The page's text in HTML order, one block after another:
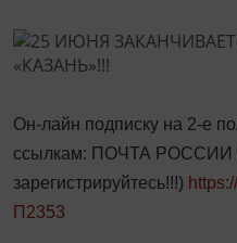
Он-лайн подписку на 2-е
ссылкам: ПОЧТА РОССИИ
зарегистрируйтесь!!!)
П2353